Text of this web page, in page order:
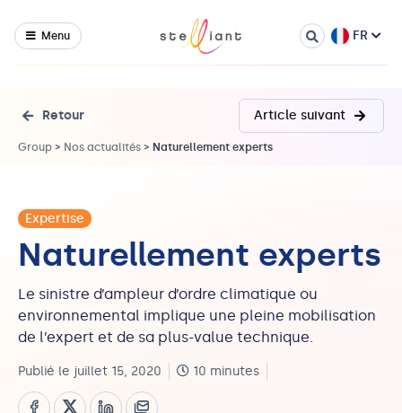
Menu FR
Retour
Group > Nos actualités > Naturellement experts
Article suivant
Expertise
Naturellement experts
Le sinistre d’ampleur d’ordre climatique ou
environnemental implique une pleine mobilisation
de l’expert et de sa plus-value technique.
Publié le juillet 15, 2020 10 minutes